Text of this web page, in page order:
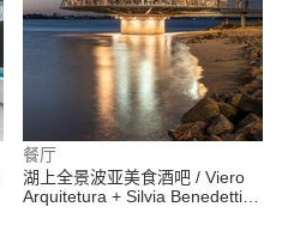
餐厅
湖上全景波亚美食酒吧 / Viero
Arquitetura + Silvia Benedetti